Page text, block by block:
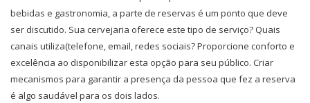
bebidas e gastronomia, a parte de reservas é um ponto que deve
ser discutido. Sua cervejaria oferece este tipo de serviço? Quais
canais utiliza(telefone, email, redes sociais? Proporcione conforto e
excelência ao disponibilizar esta opção para seu público. Criar
mecanismos para garantir a presença da pessoa que fez a reserva
é algo saudável para os dois lados.